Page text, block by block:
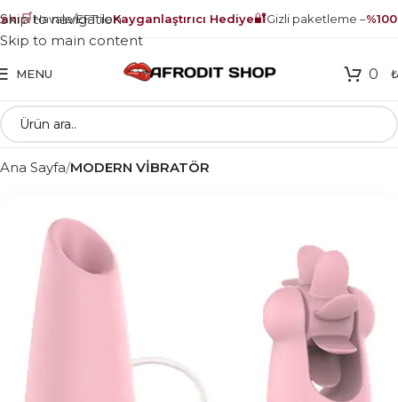
🛒Havale/EFT ileKayganlaştırıcı Hediye🔐Gizli paketleme – %100
Skip to navigation
Skip to main content
MENU 0 ₺
Ana Sayfa MODERN VİBRATÖR